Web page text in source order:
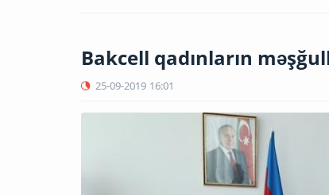
Bakcell qadınların
25-09-2019 16:01